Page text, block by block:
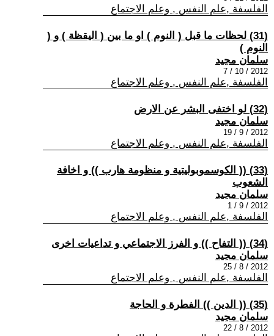
الفلسفة ,علم النفس , وعلم الاجتماع
(31) لحظات ما قبل ( النوم ) او ما بين ( اليقظة ) و (
النوم )
سلمان مجيد
2012 / 10 / 7
الفلسفة ,علم النفس , وعلم الاجتماع
(32) لو اختفى البشر عن الارض
سلمان مجيد
2012 / 9 / 19
الفلسفة ,علم النفس , وعلم الاجتماع
(33) (( الكوسموبوليتية و منظومة هارب )) و اخافة
الشعوب
سلمان مجيد
2012 / 9 / 1
الفلسفة ,علم النفس , وعلم الاجتماع
(34) (( التفاح )) و الفرز الاجتماعي و تداعيات اخرى
سلمان مجيد
2012 / 8 / 25
الفلسفة ,علم النفس , وعلم الاجتماع
(35) (( الدين )) الفطرة و الحاجة
سلمان مجيد
2012 / 8 / 22